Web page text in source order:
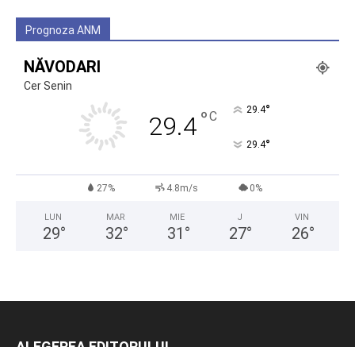
Prognoza ANM
NĂVODARI
Cer Senin
29.4°C 29.4°
29.4°
27% 4.8m/s 0%
LUN
29°
MAR
32°
MIE
31 °
J
27°
VIN
26°